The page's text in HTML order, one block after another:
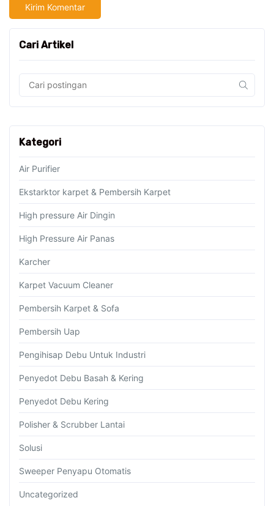
Cari Artikel
Kategori
Air Purifier
Ekstarktor karpet & Pembersih Karpet
High pressure Air Dingin
High Pressure Air Panas
Karcher
Karpet Vacuum Cleaner
Pembersih Karpet & Sofa
Pembersih Uap
Pengihisap Debu Untuk Industri
Penyedot Debu Basah & Kering
Penyedot Debu Kering
Polisher & Scrubber Lantai
Solusi
Sweeper Penyapu Otomatis
Uncategorized